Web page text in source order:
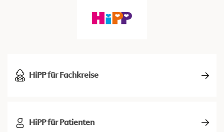
HiPP für Fachkreise
HiPP für Patienten